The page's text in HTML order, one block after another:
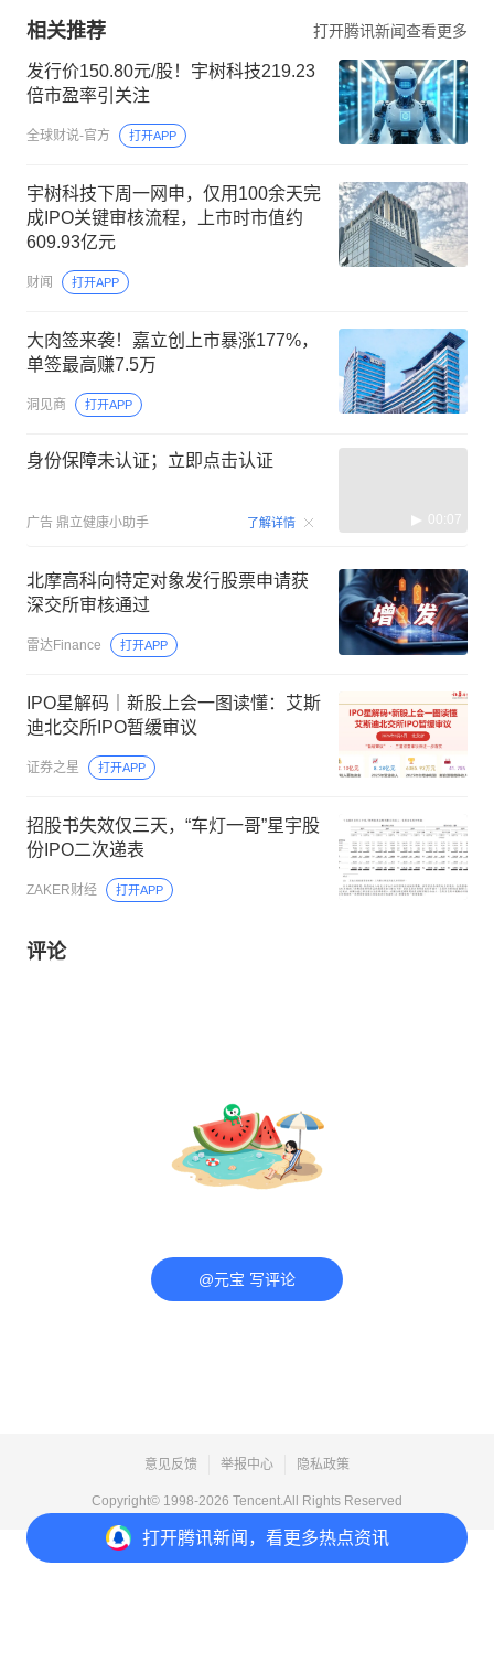
打开腾讯新闻，看更多热点资讯
相关推荐 打开腾讯新闻查看更多
发行价150.80元/股！宇树科技219.23
倍市盈率引关注
全球财说-官方 打开APP
宇树科技下周一网申，仅用100余天完
成IPO关键审核流程，上市时市值约
609.93亿元
财闻 打开APP
大肉签来袭！嘉立创上市暴涨177%，
单签最高赚7.5万
洞见商 打开APP
身份保障未认证；立即点击认证
广告 鼎立健康小助手 了解详情 00:07
北摩高科向特定对象发行股票申请获
深交所审核通过
雷达Finance 打开APP
IPO星解码｜新股上会一图读懂：艾斯
迪北交所IPO暂缓审议
证券之星 打开APP
招股书失效仅三天，“车灯一哥”星宇股
份IPO二次递表
ZAKER财经 打开APP
评论
@元宝 写评论
意见反馈 举报中心 隐私政策
Copyright© 1998-2026 Tencent.All Rights Reserved